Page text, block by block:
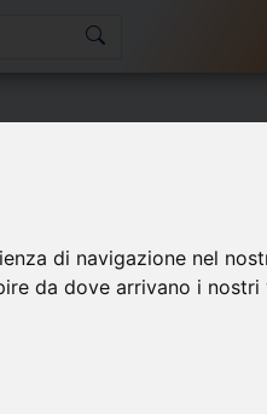
di navigazione nel
da dove arrivano i nostri
2026